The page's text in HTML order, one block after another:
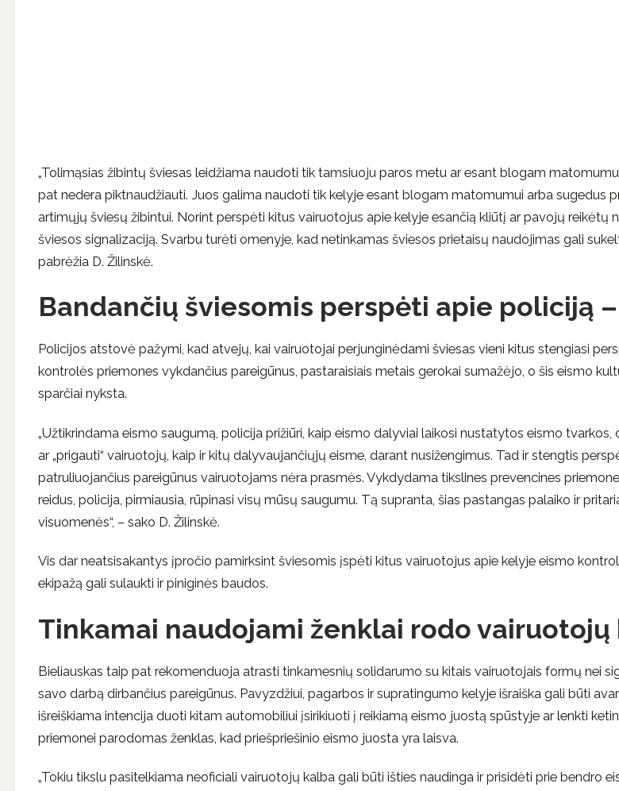
„Tolimąsias žibintų šviesas leidžiama naudoti tik tamsiuoju paros metu ar esant blogam
pat nedera piktnaudžiauti. Juos galima naudoti tik kelyje esant blogam matomumui arba sugedus
artimųjų šviesų žibintui. Norint perspėti kitus vairuotojus apie kelyje esančią kliūtį ar pavojų reikėtų
šviesos signalizaciją. Svarbu turėti omenyje, kad netinkamas šviesos prietaisų naudojimas gali
pabrėžia D. Žilinskė.
Bandančių šviesomis perspėti apie policiją
Policijos atstovė pažymi, kad atvejų, kai vairuotojai perjunginėdami šviesas vieni kitus stengiasi
kontrolės priemones vykdančius pareigūnus, pastaraisiais metais gerokai sumažėjo, o šis eismo
sparčiai nyksta.
„Užtikrindama eismo saugumą, policija prižiūri, kaip eismo dalyviai laikosi nustatytos eismo tvarkos,
ar „prigauti“ vairuotojų, kaip ir kitų dalyvaujančiųjų eisme, darant nusižengimus. Tad ir stengtis
patruliuojančius pareigūnus vairuotojams nėra prasmės. Vykdydama tikslines prevencines
reidus, policija, pirmiausia, rūpinasi visų mūsų saugumu. Tą supranta, šias pastangas palaiko ir
visuomenės“, – sako D. Žilinskė.
Vis dar neatsisakantys įpročio pamirksint šviesomis įspėti kitus vairuotojus apie kelyje eismo
ekipažą gali sulaukti ir piniginės baudos.
Tinkamai naudojami ženklai rodo
Bieliauskas taip pat rekomenduoja atrasti tinkamesnių solidarumo su kitais vairuotojais formų nei
savo darbą dirbančius pareigūnus. Pavyzdžiui, pagarbos ir supratingumo kelyje išraiška gali būti
išreiškiama intencija duoti kitam automobiliui įsirikiuoti į reikiamą eismo juostą spūstyje ar lenkti
priemonei parodomas ženklas, kad priešpriešinio eismo juosta yra laisva.
„Tokiu tikslu pasitelkiama neoficiali vairuotojų kalba gali būti išties naudinga ir prisidėti prie bendro